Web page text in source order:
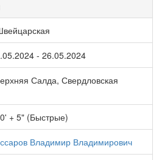
- 26.05.2024
Салда, Свердловская
+ 5" (Быстрые)
Владимир Владимирович